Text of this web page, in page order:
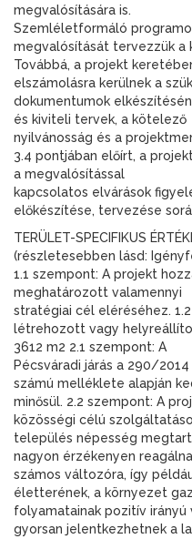
megvalósítására is.
Szemléletformáló
megvalósítását tervezzük a
Továbbá, a projekt
elszámolásra kerülnek a
dokumentumok
és kiviteli tervek, a kötelező
nyilvánosság és a
3.4 pontjában előírt, a
a megvalósítással
kapcsolatos elvárások
előkészítése, tervezése
TERÜLET-SPECIFIKUS
(részletesebben lásd:
1.1 szempont: A projekt
meghatározott valamennyi
stratégiai cél eléréséhez.
létrehozott vagy
3612 m2 2.1 szempont: A
Pécsváradi járás a 290/
számú melléklete alapján
minősül. 2.2 szempont: A
közösségi célú
település népesség
nagyon érzékenyen
számos változóra, így
életterének, a környezet
folyamatainak pozitív irányú
gyorsan jelentkezhetnek a